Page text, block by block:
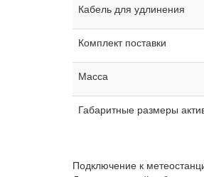
Кабель для удлинения
Комплект поставки
Масса
Габаритные размеры
Подключение к